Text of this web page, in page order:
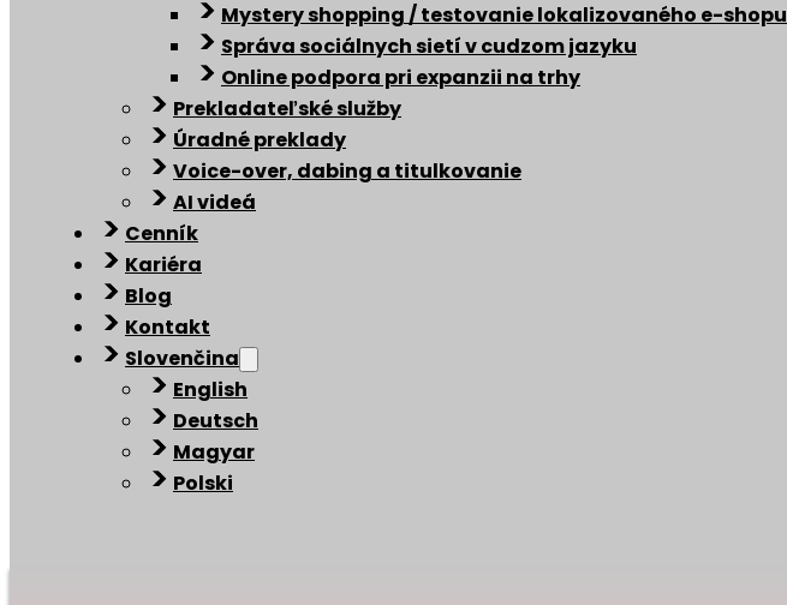
Mystery shopping / testovanie lokalizovaného e-shopu
Správa sociálnych sietí v cudzom jazyku
Online podpora pri expanzii na trhy
Prekladateľské služby
Úradné preklady
Voice-over, dabing a titulkovanie
AI videá
Cenník
Kariéra
Blog
Kontakt
Slovenčina
English
Deutsch
Magyar
Polski